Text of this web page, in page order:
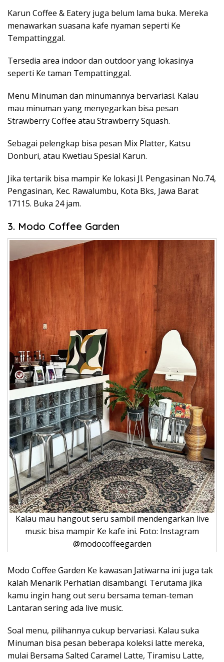
Karun Coffee & Eatery juga belum lama buka. Mereka
menawarkan suasana kafe nyaman seperti Ke
Tempattinggal.
Tersedia area indoor dan outdoor yang lokasinya
seperti Ke taman Tempattinggal.
Menu Minuman dan minumannya bervariasi. Kalau
mau minuman yang menyegarkan bisa pesan
Strawberry Coffee atau Strawberry Squash.
Sebagai pelengkap bisa pesan Mix Platter, Katsu
Donburi, atau Kwetiau Spesial Karun.
Jika tertarik bisa mampir Ke lokasi Jl. Pengasinan No.74,
Pengasinan, Kec. Rawalumbu, Kota Bks, Jawa Barat
17115. Buka 24 jam.
3. Modo Coffee Garden
Kalau mau hangout seru sambil mendengarkan live
music bisa mampir Ke kafe ini. Foto: Instagram
@modocoffeegarden
Modo Coffee Garden Ke kawasan Jatiwarna ini juga tak
kalah Menarik Perhatian disambangi. Terutama jika
kamu ingin hang out seru bersama teman-teman
Lantaran sering ada live music.
Soal menu, pilihannya cukup bervariasi. Kalau suka
Minuman bisa pesan beberapa koleksi latte mereka,
mulai Bersama Salted Caramel Latte, Tiramisu Latte,